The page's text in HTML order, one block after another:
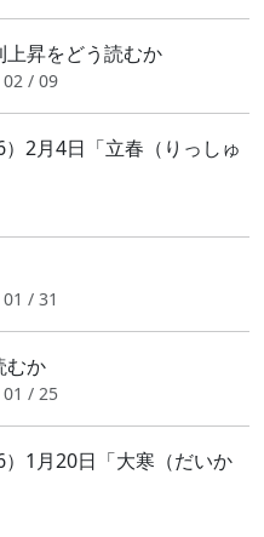
上昇をどう読むか
/ 09
2月4日「立春（りっしゅ
/ 31
むか
/ 25
1月20日「大寒（だいか